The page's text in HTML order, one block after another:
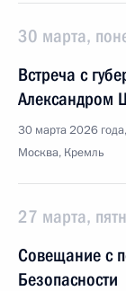
30 марта,
Встреча с
Александром
30 марта 2026
Москва, Кремль
27 марта,
Совещание с
Безопасности